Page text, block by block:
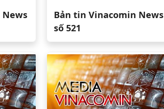
Bản tin Vinacomin News
số 521